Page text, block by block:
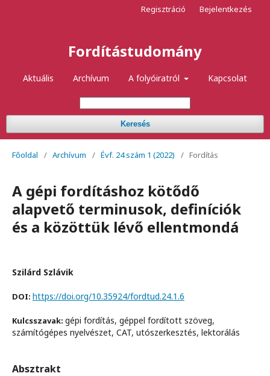
Fordítástudomány
Aktuális Archívum A folyóiratról Kapcsolat
Keresés
Regisztráció Bejelentkezés
Főoldal / Archívum / Évf. 24 szám 1 (2022) / Fordítás
A gépi fordításhoz kötődő
alapvető terminusok, definíciók
és a közöttük lévő ellentmondá
Szilárd Szlávik
DOI: https://doi.org/10.35924/fordtud.24.1.6
Kulcsszavak: gépi fordítás, géppel fordított szöveg,
számítógépes nyelvészet, CAT, utószerkesztés, lektorálás
Absztrakt